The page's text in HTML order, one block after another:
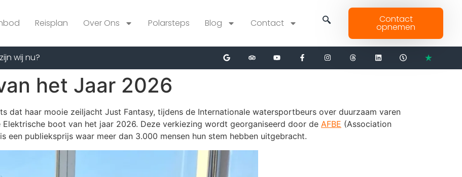
Reisplan Over Ons Polarsteps Blog Contact Contact
opnemen
wij nu?
het Jaar 2026
dat haar mooie zeiljacht Just Fantasy, tijdens de Internationale watersportbeurs over duurzaam varen
Elektrische boot van het jaar 2026. Deze verkiezing wordt georganiseerd door de AFBE (Association
een publieksprijs waar meer dan 3.000 mensen hun stem hebben uitgebracht.